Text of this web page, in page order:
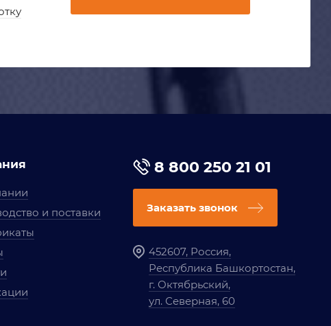
и поставки
8 800 250 21 01
Заказать звонок
452607, Россия,
Республика Башкортостан,
г. Октябрьский,
ул. Северная, 60